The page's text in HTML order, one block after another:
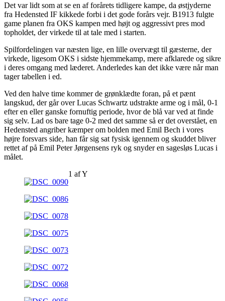
Det var lidt som at se en af forårets tidligere kampe, da østjyderne
fra Hedensted IF kikkede forbi i det gode forårs vejr. B1913 fulgte
game planen fra OKS kampen med højt og aggressivt pres mod
topholdet, der virkede til at tale med i starten.
Spilfordelingen var næsten lige, en lille overvægt til gæsterne, der
virkede, ligesom OKS i sidste hjemmekamp, mere afklarede og sikre
i deres omgang med læderet. Anderledes kan det ikke være når man
tager tabellen i ed.
Ved den halve time kommer de grønklædte foran, på et pænt
langskud, der går over Lucas Schwartz udstrakte arme og i mål, 0-1
efter en eller ganske fornuftig periode, hvor de blå var ved at finde
sig selv. Lad os bare tage 0-2 med det samme så er det overstået, en
Hedensted angriber kæmper om bolden med Emil Bech i vores
højre forsvars side, han får sig sat fysisk igennem og skuddet bliver
rettet af på Emil Peter Jørgensens ryk og snyder en sagesløs Lucas i
målet.
1 afY